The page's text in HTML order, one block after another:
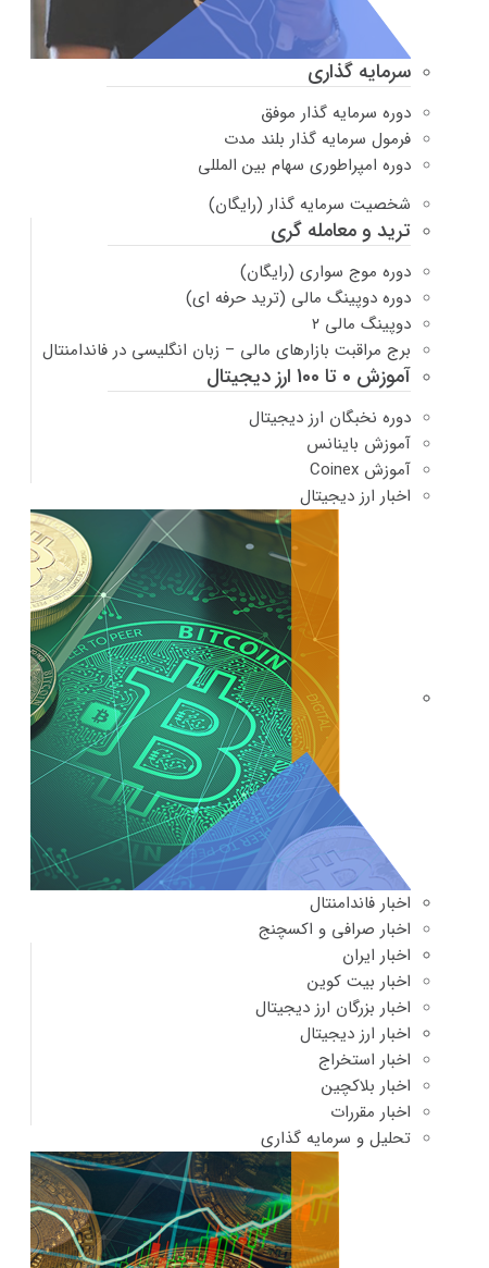
سرمایه گذاری
دوره سرمایه گذار موفق
فرمول سرمایه گذار بلند مدت
دوره امپراطوری سهام بین المللی
شخصیت سرمایه گذار (رایگان)
ترید و معامله گری
دوره موج سواری (رایگان)
دوره دوپینگ مالی (ترید حرفه ای)
دوپینگ مالی ۲
برج مراقبت بازارهای مالی – زبان انگلیسی در فاندامنتال
آموزش 0 تا 100 ارز دیجیتال
دوره نخبگان ارز دیجیتال
آموزش باینانس
آموزش Coinex
اخبار ارز دیجیتال
اخبار فاندامنتال
اخبار صرافی و اکسچنج
اخبار ایران
اخبار بیت کوین
اخبار بزرگان ارز دیجیتال
اخبار ارز دیجیتال
اخبار استخراج
اخبار بلاکچین
اخبار مقررات
تحلیل و سرمایه گذاری